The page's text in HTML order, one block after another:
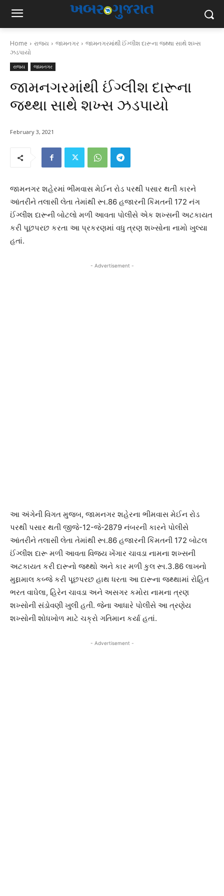
Home રાજ્ય જામનગર
જામનગરમાંથી ઈંગ્લીશ દારૂના જથ્થા સાથે શખ્સ
ઝડપાયો
રાજ્ય જામનગર
જામનગરમાંથી ઈંગ્લીશ દારૂના
જથ્થા સાથે શખ્સ ઝડપાયો
February 3, 2021
જામનગર શહેરમાં ભીમવાસ મેઈન રોડ પરથી પસાર થતી કારને
આંતરીને તલાસી લેતા તેમાંથી રૂા.86 હજારની કિંમતની 172 નંગ
ઈંગ્લીશ દારૂની બોટલો મળી આવતા પોલીસે એક શખ્સની અટકાયત
કરી પૂછપરછ કરતા આ પ્રકરણમાં વધુ ત્રણ શખ્સોના નામો ખુલ્યા
હતાં.
- Advertisement -
આ અંગેની વિગત મુજબ, જામનગર શહેરના ભીમવાસ મેઈન રોડ
પરથી પસાર થતી જીજે-12-જે-2879 નંબરની કારને પોલીસે
આંતરીને તલાસી લેતા તેમાંથી રૂા.86 હજારની કિંમતની 172 બોટલ
ઈંગ્લીશ દારૂ મળી આવતા વિજય ખેંગાર ચાવડા નામના શખ્સની
અટકાયત કરી દારૂનો જથ્થો અને કાર મળી કુલ રૂા.3.86 લાખનો
મુદ્દામાલ કબ્જે કરી પૂછપરછ હાથ ધરતા આ દારૂના જથ્થામાં રોહિત
ભરત વાઘેલા, હિરેન ચાવડા અને અસગર કમોરા નામના ત્રણ
શખ્સોની સંડોવણી ખુલી હતી. જેના આધારે પોલીસે આ ત્રણેય
શખ્સોની શોધખોળ માટે ચક્રો ગતિમાન કર્યા હતાં.
- Advertisement -